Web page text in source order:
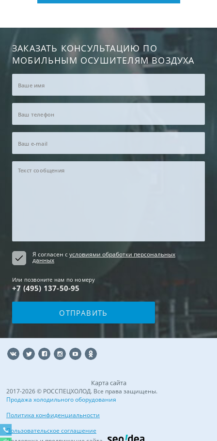
ЗАКАЗАТЬ КОНСУЛЬТАЦИЮ ПО
МОБИЛЬНЫМ ОСУШИТЕЛЯМ ВОЗДУХА
Я согласен сусловиями обработки персональных
данных
Или позвоните нам по номеру
+7 (495) 137-50-95
2017-2026 © РОССПЕЦХОЛОД. Все права защищены.
Продажа холодильного оборудования
Политика конфиденциальности
Пользовательское соглашение
Карта сайта